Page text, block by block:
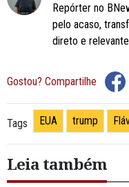
Repórter no
pelo acaso,
direto e
Gostou? Compartilhe
Tags EUA trump
Leia também